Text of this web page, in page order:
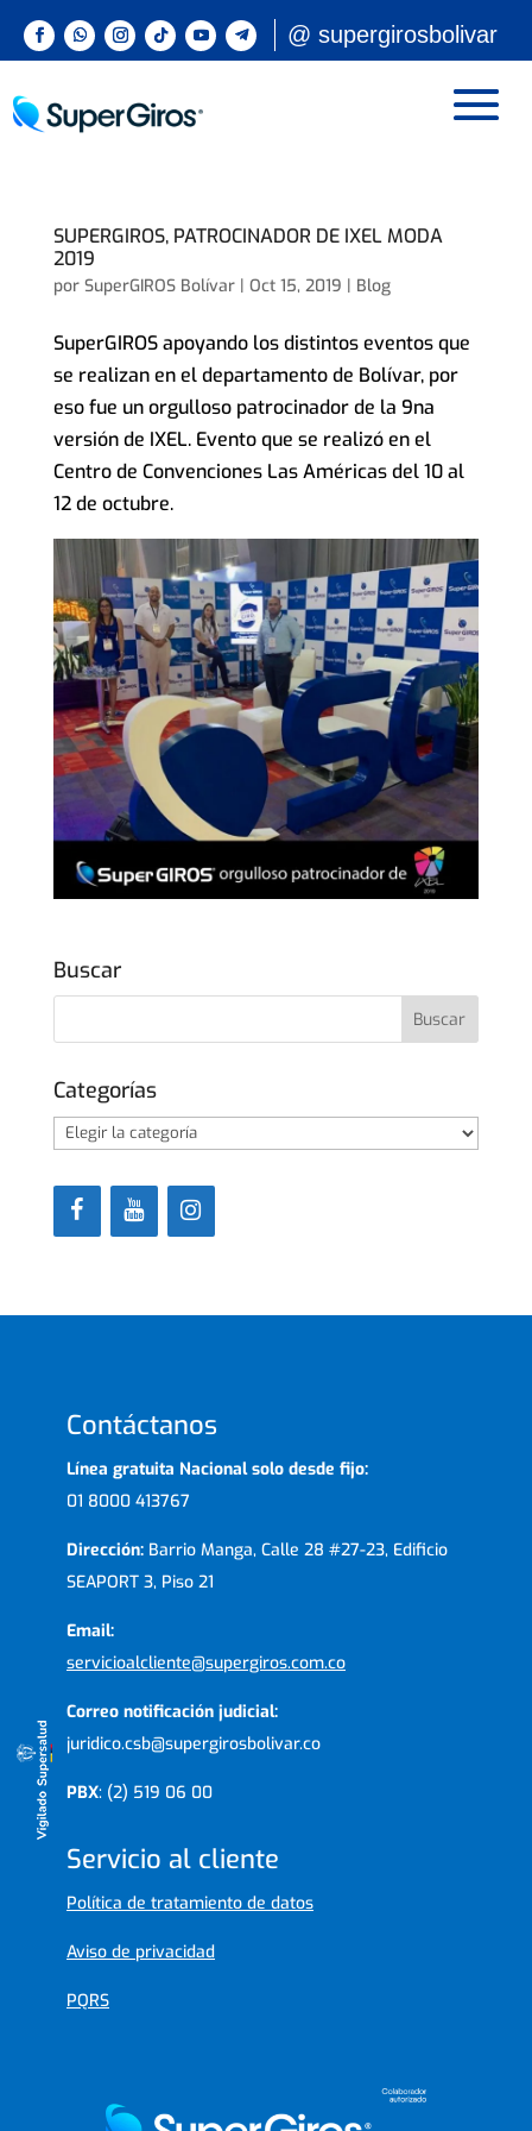
@ supergirosbolivar
SUPERGIROS, PATROCINADOR DE IXEL MODA
2019
por SuperGIROS Bolívar| Oct 15, 2019 | Blog
SuperGIROS apoyando los distintos eventos que
se realizan en el departamento de Bolívar, por
eso fue un orgulloso patrocinador de la 9na
versión de IXEL. Evento que se realizó en el
Centro de Convenciones Las Américas del 10 al
12 de octubre.
Buscar
Categorías
Categorías
Contáctanos
Línea gratuita Nacional solo desde fijo:
01 8000 413767
Dirección: Barrio Manga, Calle 28 #27-23, Edificio
SEAPORT 3, Piso 21
Email:
servicioalcliente@supergiros.com.co
Correo notificación judicial:
juridico.csb@supergirosbolivar.co
PBX: (2) 519 06 00
Servicio al cliente
Política de tratamiento de datos
Aviso de privacidad
PQRS